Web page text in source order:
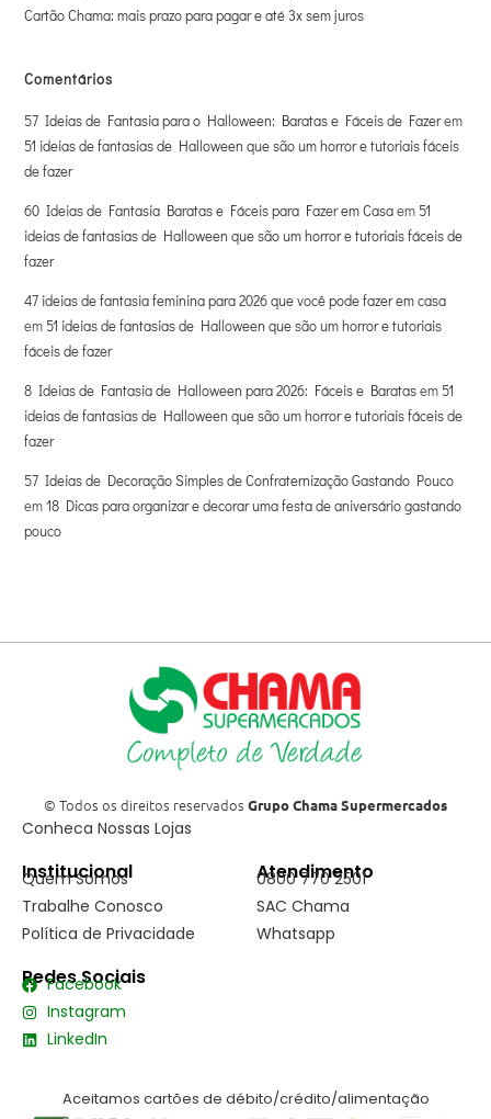
Cartão Chama: mais prazo para pagar e até 3x sem juros
Comentários
57 Ideias de Fantasia para o Halloween: Baratas e Fáceis de Fazerem
51 ideias de fantasias de Halloween que são um horror e tutoriais fáceis
de fazer
60 Ideias de Fantasia Baratas e Fáceis para Fazer em Casaem 51
ideias de fantasias de Halloween que são um horror e tutoriais fáceis de
fazer
47 ideias de fantasia feminina para 2026 que você pode fazer em casa
em 51 ideias de fantasias de Halloween que são um horror e tutoriais
fáceis de fazer
8 Ideias de Fantasia de Halloween para 2026: Fáceis e Baratasem 51
ideias de fantasias de Halloween que são um horror e tutoriais fáceis de
fazer
57 Ideias de Decoração Simples de Confraternização Gastando Pouco
em18 Dicas para organizar e decorar uma festa de aniversário gastando
pouco
© Todos os direitos reservados Grupo Chama Supermercados
Conheca Nossas Lojas
Institucional
Quem Somos
Trabalhe Conosco
Política de Privacidade
Atendimento
0800 770 2501
SAC Chama
Whatsapp
Redes Sociais
Facebook
Instagram
LinkedIn
Aceitamos cartões de débito/crédito/alimentação